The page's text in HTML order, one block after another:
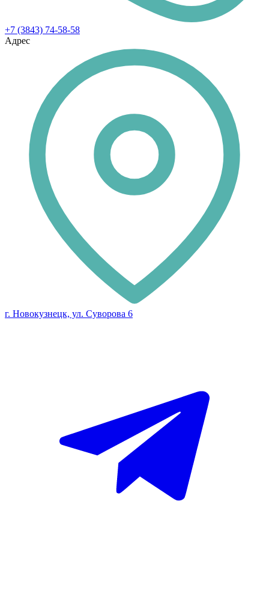
+7 (3843) 74-58-58
Адрес
г. Новокузнецк, ул. Суворова 6